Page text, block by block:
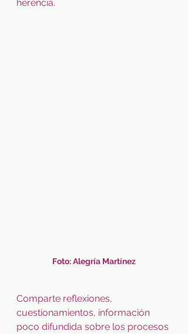
herencia.
Foto: Alegría Martínez
Comparte reflexiones,
cuestionamientos, información
poco difundida sobre los procesos